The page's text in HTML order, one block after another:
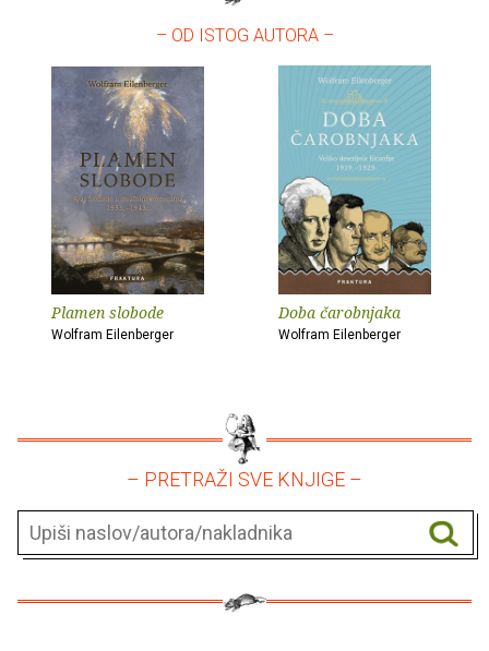
– OD ISTOG AUTORA –
Plamen slobode
Wolfram Eilenberger
Doba čarobnjaka
Wolfram Eilenberger
– PRETRAŽI SVE KNJIGE –